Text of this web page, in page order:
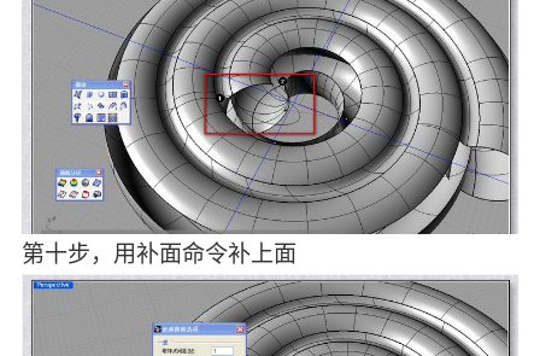
第十步，用补面命令补上面